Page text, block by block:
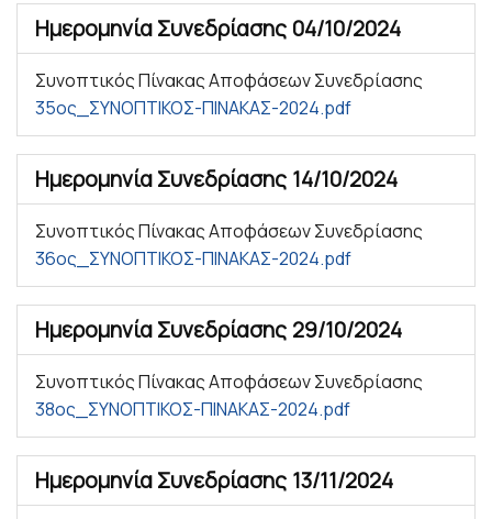
Ημερομηνία Συνεδρίασης 04/10/2024
Συνοπτικός Πίνακας Αποφάσεων Συνεδρίασης
35ος_ΣΥΝΟΠΤΙΚΟΣ-ΠΙΝΑΚΑΣ-2024.pdf
Ημερομηνία Συνεδρίασης 14/10/2024
Συνοπτικός Πίνακας Αποφάσεων Συνεδρίασης
36ος_ΣΥΝΟΠΤΙΚΟΣ-ΠΙΝΑΚΑΣ-2024.pdf
Ημερομηνία Συνεδρίασης 29/10/2024
Συνοπτικός Πίνακας Αποφάσεων Συνεδρίασης
38ος_ΣΥΝΟΠΤΙΚΟΣ-ΠΙΝΑΚΑΣ-2024.pdf
Ημερομηνία Συνεδρίασης 13/11/2024